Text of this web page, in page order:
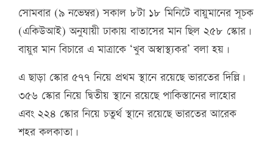
সোমবার (৯ নভেম্বর) সকাল ৮টা ১৮ মিনিটে বায়ুমানের সূচক
(একিউআই) অনুযায়ী ঢাকায় বাতাসের মান ছিল ২৫৮ স্কোর।
বায়ুর মান বিচারে এ মাত্রাকে ‘খুব অস্বাস্থ্যকর’ বলা হয়।
এ ছাড়া স্কোর ৫৭৭ নিয়ে প্রথম স্থানে রয়েছে ভারতের দিল্লি।
৩৫৬ স্কোর নিয়ে দ্বিতীয় স্থানে রয়েছে পাকিস্তানের লাহোর
এবং ২২৪ স্কোর নিয়ে চতুর্থ স্থানে রয়েছে ভারতের আরেক
শহর কলকাতা।